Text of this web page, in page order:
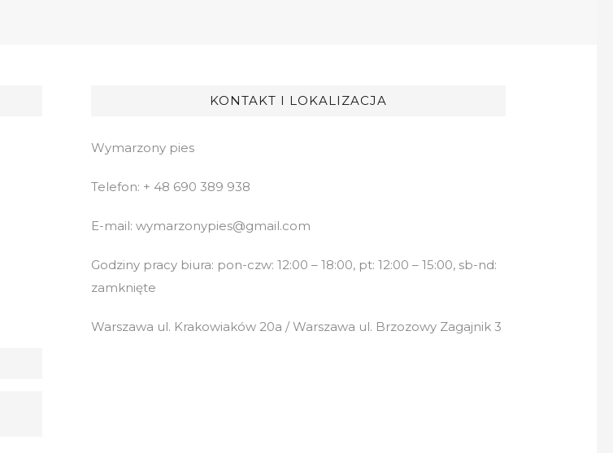
KONTAKT I LOKALIZACJA
Wymarzony pies
Telefon: + 48 690 389 938
E-mail: wymarzonypies@gmail.com
Godziny pracy biura: pon-czw: 12:00 – 18:00, pt: 12:00 – 15:00, sb-nd:
zamknięte
Warszawa ul. Krakowiaków 20a / Warszawa ul. Brzozowy Zagajnik 3